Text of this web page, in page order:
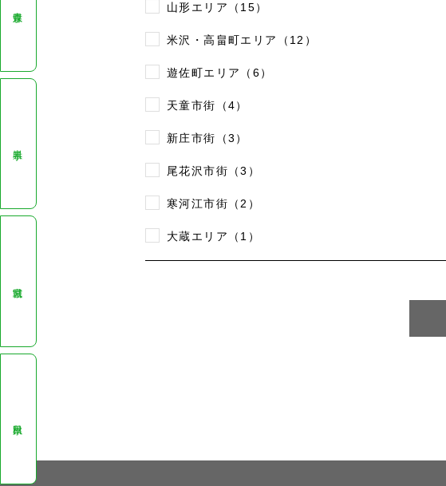
山形エリア（15）
米沢・高畠町エリア（12）
遊佐町エリア（6）
天童市街（4）
新庄市街（3）
尾花沢市街（3）
寒河江市街（2）
大蔵エリア（1）